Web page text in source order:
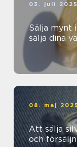
03. juli 2025
Sälja mynt
sälja dina
08. maj
Att sälja
och